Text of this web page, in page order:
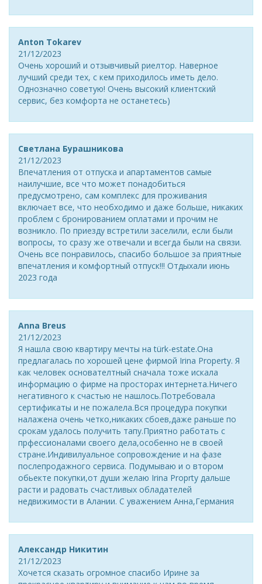
Anton Tokarev
21/12/2023
Очень хороший и отзывчивый риелтор. Наверное
лучший среди тех, с кем приходилось иметь дело.
Однозначно советую! Очень высокий клиентский
сервис, без комфорта не останетесь)
Светлана Бурашникова
21/12/2023
Впечатления от отпуска и апартаментов самые
наилучшие, все что может понадобиться
предусмотрено, сам комплекс для проживания
включает все, что необходимо и даже больше, никаких
проблем с бронированием оплатами и прочим не
возникло. По приезду встретили заселили, если были
вопросы, то сразу же отвечали и всегда были на связи.
Очень все понравилось, спасибо большое за приятные
впечатления и комфортный отпуск!!! Отдыхали июнь
2023 года
Anna Breus
21/12/2023
Я нашла свою квартиру мечты на türk-estate.Она
предлагалась по хорошей цене фирмой Irina Property. Я
как человек основателтный сначала тоже искала
информацию о фирме на просторах интернета.Ничего
негативного к счастью не нашлось.Потребовала
сертификаты и не пожалела.Вся процедура покупки
налажена очень четко,никаких сбоев,даже раньше по
срокам удалось получить тапу.Приятно работать с
прфессионалами своего дела,особенно не в своей
стране.Индивилуальное сопровождение и на фазе
послепродажного сервиса. Подумываю и о втором
обьекте покупки,от души желаю Irina Proprty дальше
расти и радовать счастливых обладателей
недвижимости в Алании. С уважением Анна,Германия
Александр Никитин
21/12/2023
Хочется сказать огромное спасибо Ирине за